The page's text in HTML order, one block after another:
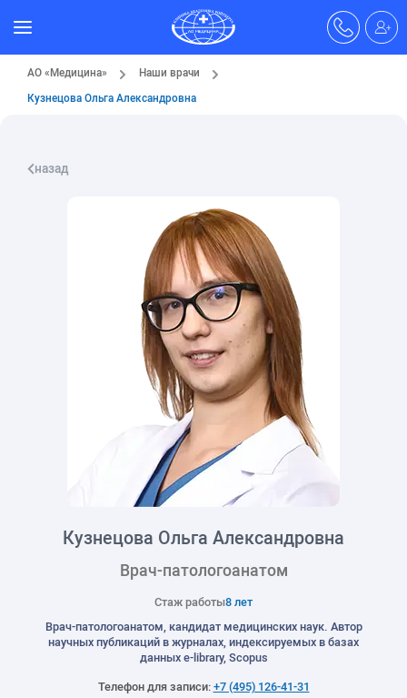
АО «Медицина»
Наши врачи
Кузнецова Ольга Александровна
назад
Кузнецова Ольга Александровна
Врач-патологоанатом
Стаж работы8 лет
Врач-патологоанатом, кандидат медицинских наук. Автор
научных публикаций в журналах, индексируемых в базах
данных e-library, Scopus
Телефон для записи:+7 (495) 126-41-31